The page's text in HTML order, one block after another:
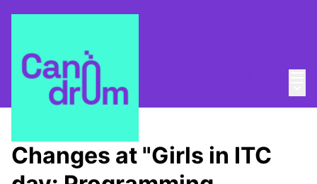
/ Canòdrom Obert
Changes at "Girls in ITC